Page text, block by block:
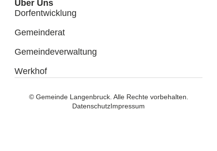
Über Uns
Dorfentwicklung
Gemeinderat
Gemeindeverwaltung
Werkhof
© Gemeinde Langenbruck. Alle Rechte vorbehalten.
DatenschutzImpressum